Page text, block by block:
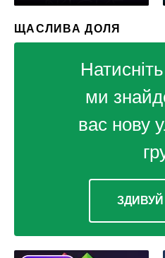
ЩАСЛИВА ДОЛЯ
ми
вас нову